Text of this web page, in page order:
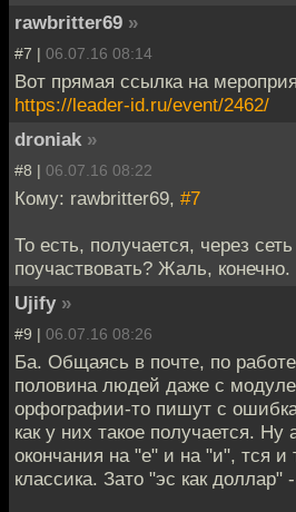
rawbritter69 »
#7 | 06.07.16 08:14
Вот прямая ссылка на
https://leader-id.ru/event/2462/
droniak »
#8 | 06.07.16 08:22
Кому: rawbritter69, #7
То есть, получается, через
поучаствовать? Жаль, конечно.
Ujify »
#9 | 06.07.16 08:26
Ба. Общаясь в почте, по
половина людей даже с
орфографии-то пишут с
как у них такое получается. Ну
окончания на "е" и на "и", тся
классика. Зато "эс как доллар"